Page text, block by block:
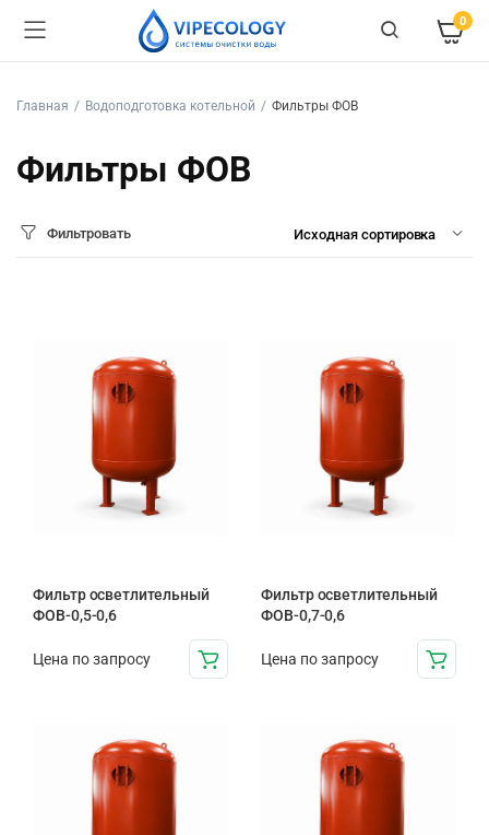
0
Главная Водоподготовка котельной Фильтры ФОВ
Фильтры ФОВ
Фильтровать
Фильтр осветлительный
ФОВ-0,5-0,6
Цена по запросу
Фильтр осветлительный
ФОВ-0,7-0,6
Цена по запросу